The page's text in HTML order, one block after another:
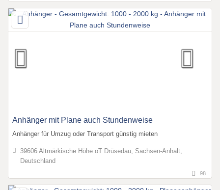
Anhänger mit Plane auch Stundenweise
Anhänger für Umzug oder Transport günstig mieten
39606 Altmärkische Höhe oT Drüsedau, Sachsen-Anhalt,
Deutschland
98